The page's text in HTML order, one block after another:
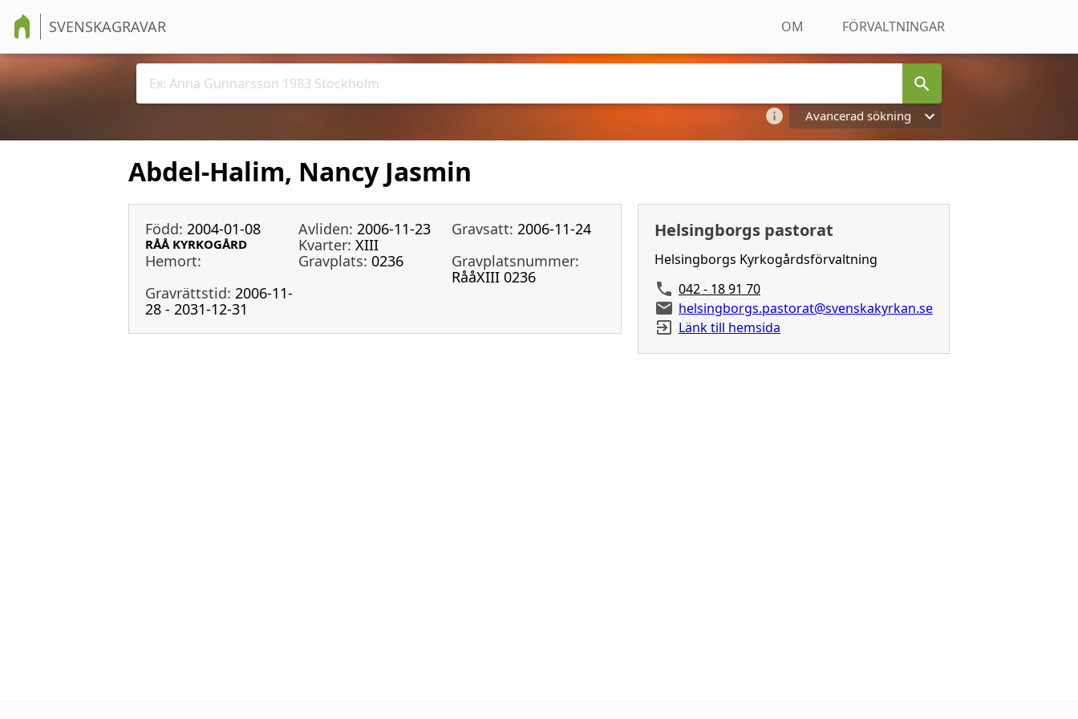
SVENSKAGRAVAR OM FÖRVALTNINGAR
Avancerad sökning
Abdel-Halim, Nancy Jasmin
Född: 2004-01-08 Avliden: 2006-11-23 Gravsatt: 2006-11-24
RÅÅ KYRKOGÅRD Kvarter: XIII
Hemort:
Gravplats: 0236
Gravplatsnummer:
RååXIII 0236
Gravrättstid: 2006-11-
28 - 2031-12-31
Helsingborgs pastorat
Helsingborgs Kyrkogårdsförvaltning
042 - 18 91 70
helsingborgs.pastorat@svenskakyrkan.se
Länk till hemsida